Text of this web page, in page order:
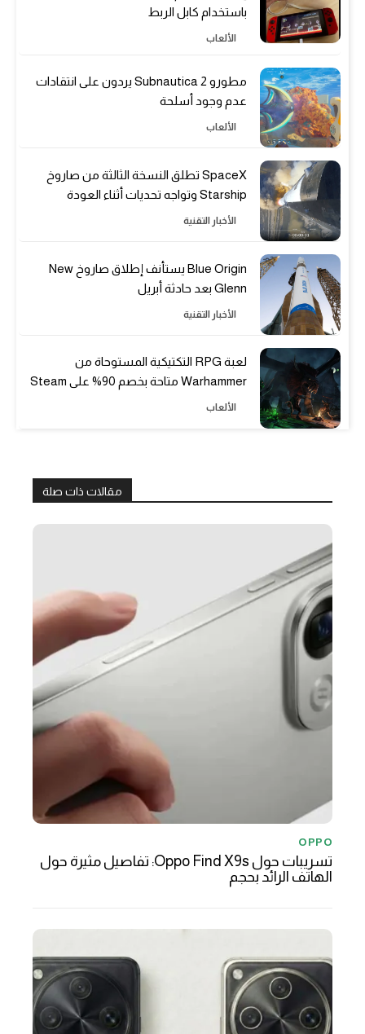
باستخدام كابل الربط
الألعاب
مطورو Subnautica 2 يردون على انتقادات
عدم وجود أسلحة
الألعاب
SpaceX تطلق النسخة الثالثة من صاروخ
Starship وتواجه تحديات أثناء العودة
الأخبار التقنية
Blue Origin يستأنف إطلاق صاروخ New
Glenn بعد حادثة أبريل
الأخبار التقنية
لعبة RPG التكتيكية المستوحاة من
Warhammer متاحة بخصم 90% على Steam
الألعاب
مقالات ذات صلة
OPPO
تسريبات حول Oppo Find X9s: تفاصيل مثيرة حول
الهاتف الرائد بحجم